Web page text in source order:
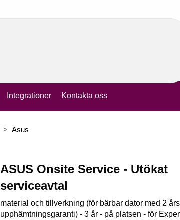
Integrationer Kontakta oss
Asus
ASUS Onsite Service - Utökat
serviceavtal
material och tillverkning (för bärbar dator med 2 års
upphämtningsgaranti) - 3 år - på platsen - för